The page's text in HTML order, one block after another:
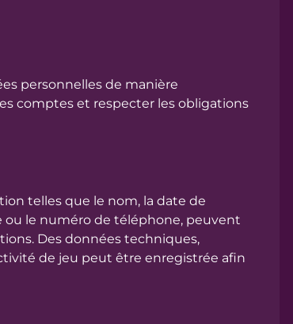
personnelles de manière
comptes et respecter les obligations
telles que le nom, la date de
ou le numéro de téléphone, peuvent
Des données techniques,
de jeu peut être enregistrée afin